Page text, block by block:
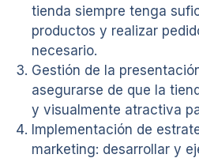
tienda siempre tenga
productos y realizar
necesario.
Gestión de la
asegurarse de que la
y visualmente atractiva
Implementación de
marketing: desarrollar y